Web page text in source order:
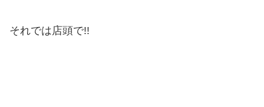
それでは店頭で!!